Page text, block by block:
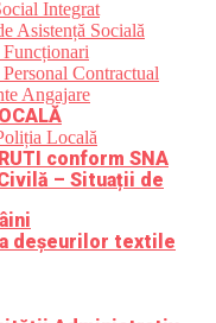
Integrat
Asistență Socială
Funcționari
Contractual
Angajare
Locală
conform SNA
– Situații de
deșeurilor textile